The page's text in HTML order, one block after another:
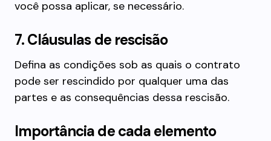
você possa aplicar, se necessário.
7. Cláusulas de rescisão
Defina as condições sob as quais o contrato
pode ser rescindido por qualquer uma das
partes e as consequências dessa rescisão.
Importância de cada elemento